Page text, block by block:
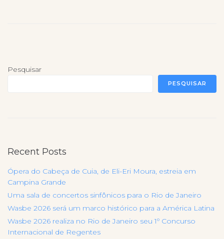
Pesquisar
PESQUISAR
Recent Posts
Ópera do Cabeça de Cuia, de Eli-Eri Moura, estreia em
Campina Grande
Uma sala de concertos sinfônicos para o Rio de Janeiro
Wasbe 2026 será um marco histórico para a América Latina
Wasbe 2026 realiza no Rio de Janeiro seu 1º Concurso
Internacional de Regentes